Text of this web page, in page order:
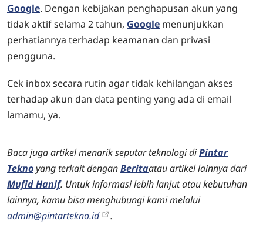
Google. Dengan kebijakan penghapusan akun yang
tidak aktif selama 2 tahun, Google menunjukkan
perhatiannya terhadap keamanan dan privasi
pengguna.
Cek inbox secara rutin agar tidak kehilangan akses
terhadap akun dan data penting yang ada di email
lamamu, ya.
Baca juga artikel menarik seputar teknologi diPintar
Teknoyang terkait denganBeritaatau artikel lainnya dari
Mufid Hanif. Untuk informasi lebih lanjut atau kebutuhan
lainnya, kamu bisa menghubungi kami melalui
admin@pintartekno.id
.